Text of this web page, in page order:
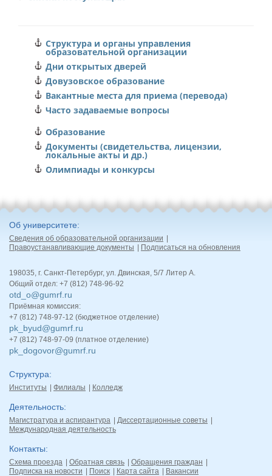
Структура и органы управления
образовательной организации
Дни открытых дверей
Довузовское образование
Вакантные места для приема (перевода)
Часто задаваемые вопросы
Образование
Документы (свидетельства, лицензии,
локальные акты и др.)
Олимпиады и конкурсы
Об университете
Сведения об образовательной организации
Правоустанавливающие документы
Подписаться на обновления
198035, г. Санкт-Петербург, ул. Двинская, 5/7 Литер А.
Общий отдел: +7 (812) 748-96-92
otd_o@gumrf.ru
Приёмная комиссия:
+7 (812) 748-97-12 (бюджетное отделение)
pk_byud@gumrf.ru
+7 (812) 748-97-09 (платное отделение)
pk_dogovor@gumrf.ru
Структура
Институты Филиалы Колледж
Деятельность
Магистратура и аспирантура
Диссертационные советы
Международная деятельность
Контакты
Схема проезда Обратная связь
Обращения граждан
Подписка на новости
Поиск Карта сайта Вакансии